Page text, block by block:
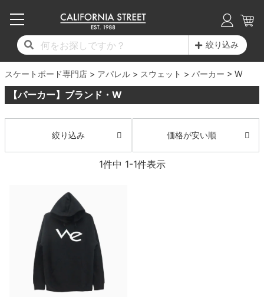
絞り込み
スケートボード専門店 アパレル スウェット パーカー W
【パーカー】ブランド・W
絞り込み 価格が安い順
1件中 1-1件表示
17時までのご注文は当日発送！
11,000円以上で送料無料！
毎月1日はポイント5倍！10日と20日は3倍！
コンプリートセット（完成品）
デッキ
17時までのご注文は当日発送！
11,000円以上で送料無料！
毎月1日はポイント5倍！10日と20日は3倍！
デッキ新着一覧
デッキブランド一覧（全てのデッキ）
サイズからデッキを選ぶ
子供用デッキ
7.0inch以下
7.2inch
7.7inch
7.8inch
7.9inch
17時までのご注文は当日発送！
11,000円以上で送料無料！
毎月1日はポイント5倍！10日と20日は3倍！
トラック新着一覧
トラックブランド一覧（全てのトラック）
適合デッキサイズから選ぶ
7.0inch以下
7.2inch
7.3inch
7.8inch
7.9inch
8.0inch
ウィール
17時までのご注文は当日発送！
11,000円以上で送料無料！
毎月1日はポイント5倍！10日と20日は3倍！
ウィール新着一覧
ウィールブランド一覧（全てのウィール）
ウィールをサイズから選ぶ
50mm
51mm
52mm
57mm
58mm
スピットファイヤー F4（フォーミュラフォ
ボーンズ XF（エックスフォーミュラ）
ボーンズ STF（エスティーエフ）
ベアリング
デッキテープ
ボルト
17時までのご注文は当日発送！
11,000円以上で送料無料！
毎月1日はポイント5倍！10日と20日は3倍！
シューズ新着一覧
シューズブランド一覧
シューズをサイズから選ぶ
20cm
21cm
22cm
24.5cm
25cm
インソール
シューレース・その他
17時までのご注文は当日発送！
11,000円以上で送料無料！
毎月1日はポイント5倍！10日と20日は3倍！
Tシャツ
ロングスリーブTシャツ
パーカー
トレーナー・セーター
パンツ
ショーツ
17時までのご注文は当日発送！
11,000円以上で送料無料！
毎月1日はポイント5倍！10日と20日は3倍！
最新ブログ一覧
カテゴリー
17時までのご注文は当日発送！
11,000円以上で送料無料！
毎月1日はポイント5倍！10日と20日は3倍！
初心者の方へ
スタッフおすすめアイテム
ブランド紹介
スケートパーク情報
17時までのご注文は当日発送！
11,000円以上で送料無料！
毎月1日はポイント5倍！10日と20日は3倍！
店舗情報
ショップライダー紹介
カリフォルニアストリートの歴史
求人情報
プライバシーポリシー
特定商取引法に基づく表記